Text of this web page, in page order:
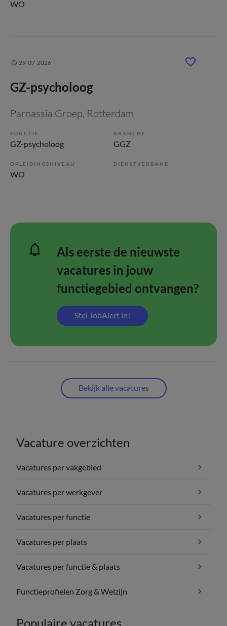
WO
29-07-2026
GZ-psycholoog
Parnassia Groep, Rotterdam
FUNCTIE
GZ-psycholoog
BRANCHE
GGZ
OPLEIDINGSNIVEAU
WO
DIENSTVERBAND
Als eerste de nieuwste
vacatures in jouw
functiegebied ontvangen?
Stel JobAlert in!
Bekijk alle vacatures
Vacature overzichten
Vacatures per vakgebied
Vacatures per werkgever
Vacatures per functie
Vacatures per plaats
Vacatures per functie & plaats
Functieprofielen Zorg & Welzijn
Populaire vacatures